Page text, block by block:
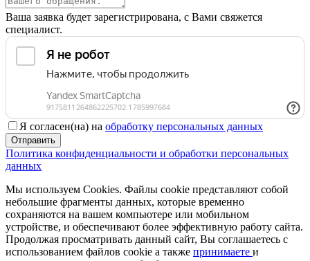
Ваша заявка будет зарегистрирована, с Вами свяжется
специалист.
Я согласен(на) на обработку персональных данных
Отправить
Политика конфиденциальности и обработки персональных
данных
Мы используем Cookies. Файлы cookie представляют собой
небольшие фрагменты данных, которые временно
сохраняются на вашем компьютере или мобильном
устройстве, и обеспечивают более эффективную работу сайта.
Продолжая просматривать данный сайт, Вы соглашаетесь с
использованием файлов cookie а также принимаете и